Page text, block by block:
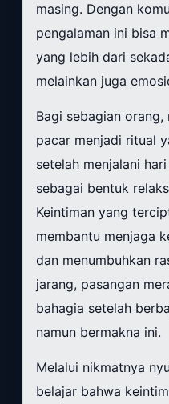
masing. Dengan
pengalaman ini bisa
yang lebih dari
melainkan juga
Bagi sebagian
pacar menjadi ritual
setelah menjalani
sebagai bentuk
Keintiman yang
membantu menjaga
dan menumbuhkan
jarang, pasangan
bahagia setelah
namun bermakna ini.
Melalui nikmatnya
belajar bahwa